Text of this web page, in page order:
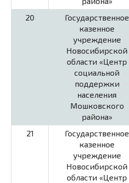
20
Государственное
казенное
учреждение
Новосибирской
области «Центр
социальной
поддержки
населения
Мошковского
района»
21
Государственное
казенное
учреждение
Новосибирской
области «Центр